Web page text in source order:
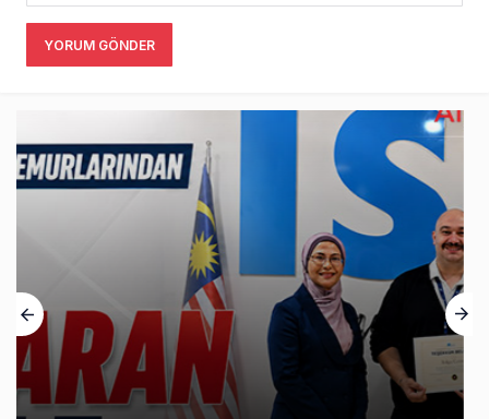
YORUM GÖNDER